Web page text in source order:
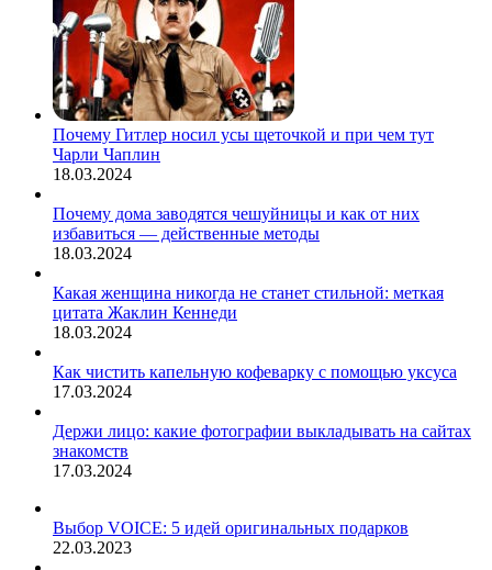
Почему Гитлер носил усы щеточкой и при чем тут
Чарли Чаплин
18.03.2024
Почему дома заводятся чешуйницы и как от них
избавиться — действенные методы
18.03.2024
Какая женщина никогда не станет стильной: меткая
цитата Жаклин Кеннеди
18.03.2024
Как чистить капельную кофеварку с помощью уксуса
17.03.2024
Держи лицо: какие фотографии выкладывать на сайтах
знакомств
17.03.2024
Выбор VOICE: 5 идей оригинальных подарков
22.03.2023